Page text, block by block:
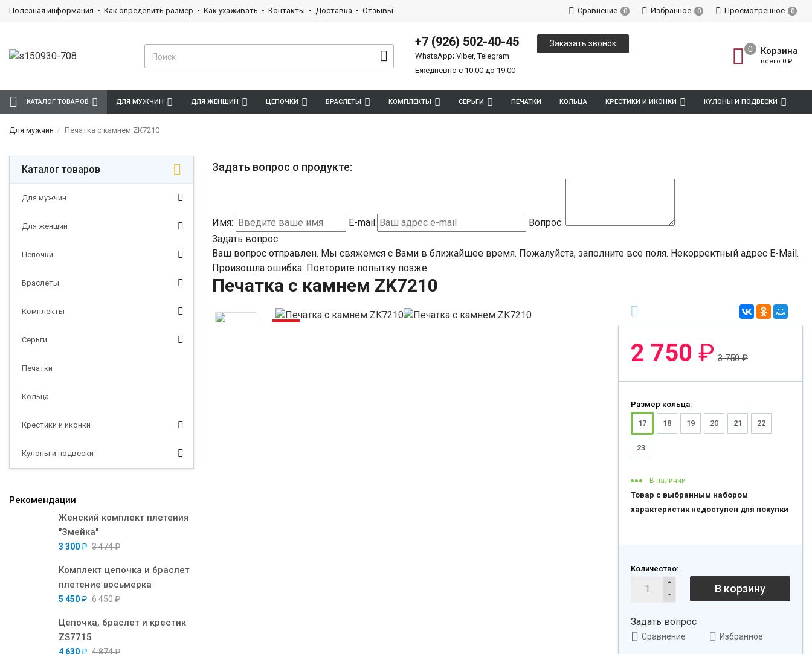
Полезная информация Как определить размер Как ухаживать Контакты Доставка Отзывы Сравнение 0 Избранное 0 Просмотренное 0
+7 (926) 502-40-45
WhatsApp; Viber, Telegram
Ежедневно с 10:00 до 19:00
Заказать звонок
Корзина
всего 0 ₽
КАТАЛОГ ТОВАРОВ ДЛЯ МУЖЧИН ДЛЯ ЖЕНЩИН ЦЕПОЧКИ БРАСЛЕТЫ КОМПЛЕКТЫ СЕРЬГИ ПЕЧАТКИ КОЛЬЦА КРЕСТИКИ И ИКОНКИ КУЛОНЫ И ПОДВЕСКИ
Для мужчин Печатка с камнем ZK7210
Каталог товаров
Для мужчин
Для женщин
Цепочки
Браслеты
Комплекты
Серьги
Печатки
Кольца
Крестики и иконки
Кулоны и подвески
Рекомендации
Женский комплект плетения
"Змейка"
3 300₽ 3 474₽
Комплект цепочка и браслет
плетение восьмерка
5 450₽ 6 450₽
Цепочка, браслет и крестик
ZS7715
4 630₽ 4 874₽
Задать вопрос о продукте:
Имя: E-mail:
Вопрос:
Задать вопрос
Ваш вопрос отправлен. Мы свяжемся с Вами в ближайшее время. Пожалуйста, заполните все поля. Некорректный адрес E-Mail.
Произошла ошибка. Повторите попытку позже.
Печатка с камнем ZK7210
-27%
2 750 ₽ 3 750₽
Размер кольца:
17 18 19 20 21 22
23
В наличии
Товар с выбранным набором
характеристик недоступен для покупки
Количество:
В корзину
Задать вопрос
Сравнение Избранное